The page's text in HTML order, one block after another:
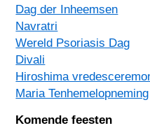
Dag der Inheemsen
Navratri
Wereld Psoriasis Dag
Divali
Hiroshima
Maria Tenhemelopneming
Komende feesten